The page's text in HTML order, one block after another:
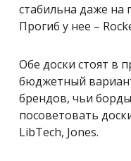
стабильна даже на
Прогиб у нее –
Обе доски стоят в
бюджетный
брендов, чьи
посоветовать
LibTech, Jones.